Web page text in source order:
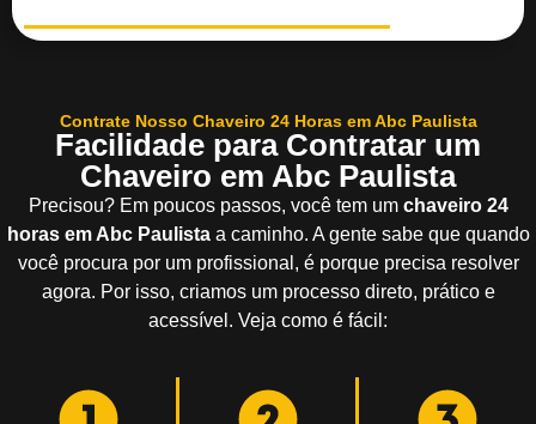
Contrate Nosso Chaveiro 24 Horas em Abc Paulista
Facilidade para Contratar um
Chaveiro em Abc Paulista
Precisou? Em poucos passos, você tem um chaveiro 24
horas em Abc Paulistaa caminho. A gente sabe que quando
você procura por um profissional, é porque precisa resolver
agora. Por isso, criamos um processo direto, prático e
acessível. Veja como é fácil: